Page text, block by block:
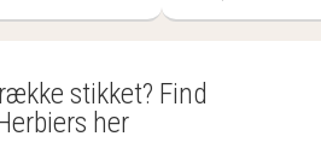
stikket? Find
her